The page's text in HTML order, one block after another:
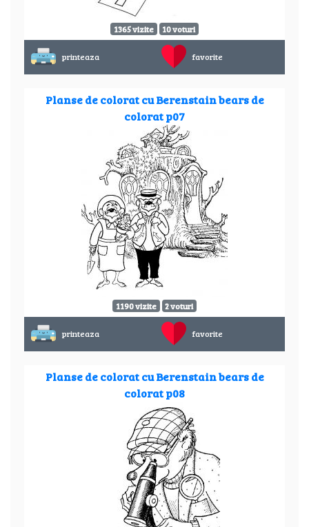
1365 vizite 10 voturi
printeaza favorite
Planse de colorat cu Berenstain bears de
colorat p07
1190 vizite 2 voturi
printeaza favorite
Planse de colorat cu Berenstain bears de
colorat p08